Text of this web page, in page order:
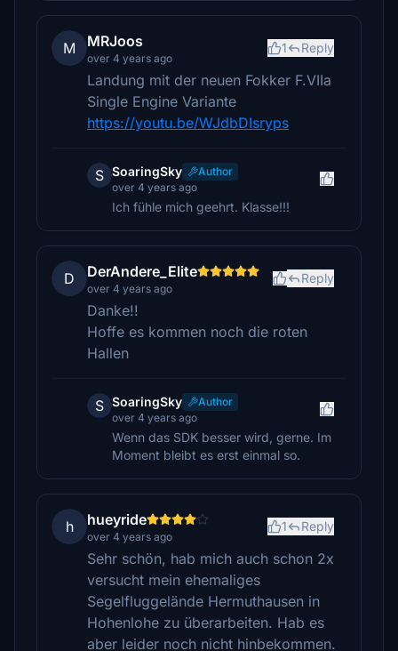
M MRJoos
over 4 years ago
1 Reply
Landung mit der neuen Fokker F.VIIa
Single Engine Variante
https://youtu.be/WJdbDIsryps
S SoaringSky
Author
over 4 years ago
Ich fühle mich geehrt. Klasse!!!
D DerAndere_Elite
over 4 years ago
Reply
Danke!!
Hoffe es kommen noch die roten
Hallen
S SoaringSky
Author
over 4 years ago
Wenn das SDK besser wird, gerne. Im
Moment bleibt es erst einmal so.
h hueyride
over 4 years ago
1 Reply
Sehr schön, hab mich auch schon 2x
versucht mein ehemaliges
Segelfluggelände Hermuthausen in
Hohenlohe zu überarbeiten. Hab es
aber leider noch nicht hinbekommen.